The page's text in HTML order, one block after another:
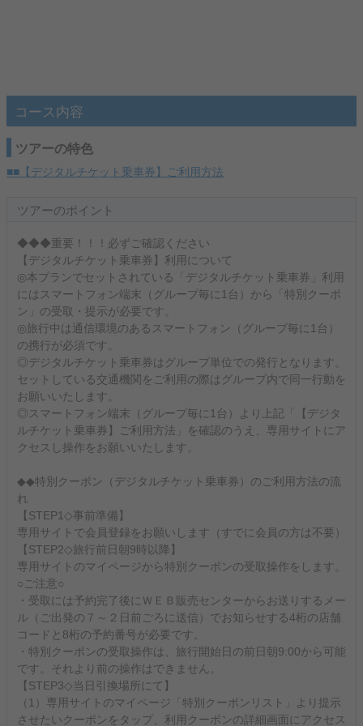
コース内容
ツアーの特色
■■【デジタルチケット乗車券】ご利用方法
ツアーのポイント
◆◆◆重要！！！必ずご確認ください
【デジタルチケット乗車券】利用について
◎本プランでセットされている「デジタルチケット乗車券」利用
にはスマートフォン端末（グループ毎に1台）から「特別クーポ
ン」の受取・提示が必要です。
◎旅行中は通信環境のあるスマートフォン（グループ毎に1台）
の携行が必須です。
◎デジタルチケット乗車券はグループ単位での発行となります。
セットしている交通機関をご利用の際はグループ内で同一行動を
お願いいたします。
◎スマートフォン端末（グループ毎に1台）より上記「【デジタ
ルチケット乗車券】ご利用方法」を確認のうえ、専用サイトにア
クセスし操作をお願いいたします。
◆◆特別クーポン（デジタルチケット乗車券）のご利用方法の流
れ
【STEP1◇事前準備】
専用サイトで会員登録をお願いします（すでに会員の方は不要）
【STEP2◇旅行前日朝9時以降】
専用サイトのマイページから特別クーポンの受取操作をします。
○ご注意○
・受取には予約完了後にＷＥＢ販売センターからお送りするメー
ル（ご出発の７～２日前ごろに送信）でお知らせする4桁の店舗
コードと8桁の予約番号が必要です。
・特別クーポンの受取操作は、旅行開始日の前日朝9:00から可能
です。それより前の操作はできません。
【STEP3◇当日引換場所にて】
（1）専用サイトのマイページ「特別クーポンリスト」より提示
させたいクーポンをタップ、利用クーポンの詳細画面にアクセス